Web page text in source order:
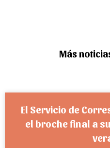
Más
El Servicio de
el broche final a